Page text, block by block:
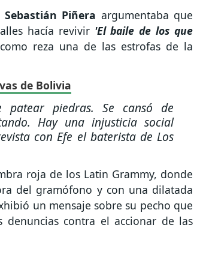
Sebastián Piñera argumentaba que
hacía revivir 'El baile de los que
reza una de las estrofas de la
de Bolivia
patear piedras. Se cansó de
Hay una injusticia social
con Efe el baterista de Los
roja de los Latin Grammy, donde
del gramófono y con una dilatada
un mensaje sobre su pecho que
denuncias contra el accionar de las